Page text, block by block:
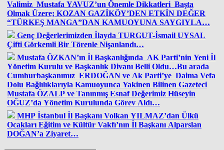
Valimiz Mustafa YAVUZ’un Önemle Dikkatleri Başta
Olmak Üzere; KOZAN GAZİKÖY’DEN ETKİN DEĞER
“TÜRKEŞ MANGA”DAN KAMUOYUNA SAYGIYLA…
Genç Değerlerimizden İlayda TURGUT-İsmail UYSAL
Çifti Görkemli Bir Törenle Nişanlandı…
Mustafa ÖZKAN’ın İl Başkanlığında AK Parti’nin Yeni İl
Yönetim Kurulu ve Başkanlık Divanı Belli Oldu…Bu arada
Cumhurbaşkanımız ERDOĞAN ve Ak Parti’ye Daima Vefa
Dolu Bağlılıklarıyla Kamuoyunca Yakinen Bilinen Gazeteci
Mustafa ÖZALP ve Tanınmış Esnaf Değerimiz Hüseyin
OĞUZ’da Yönetim Kurulunda Görev Aldı…
MHP İstanbul İl Başkanı Volkan YILMAZ’dan Ülkü
Ocakları Eğitim ve Kültür Vakfı’nın İl Başkanı Alparslan
DOĞAN’a Ziyaret…